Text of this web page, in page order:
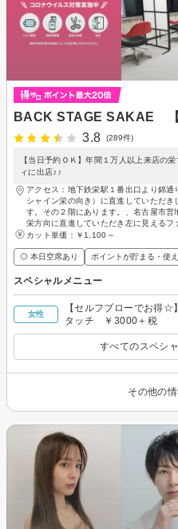
BACK STAGE SAKAE 【
3.8
(289件)
【当日予約ＯＫ】年間１万人以上来店の
ィに出店♪♪
アクセス：地下鉄栄駅１番出口より錦
シャイン栄の向き）に直進していただ
す。その２階にあります。、名古屋市
栄方向に直進していただき左に見えるフ
カット単価： ￥1,100～
◎ 本日空席あり ポイントが貯まる・使
スペシャルメニュー
女性
【セルフブローでお得☆
タッチ ￥3000＋税
すべてのスペシ
その他の